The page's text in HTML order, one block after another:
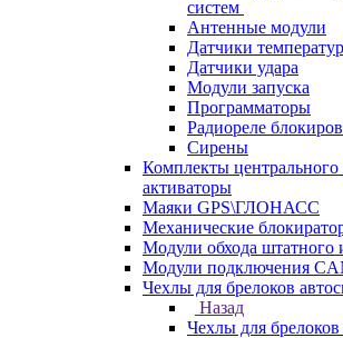
систем
Антенные модули
Датчики
Датчики удара
Модули запуска
Программаторы
Радиореле
Сирены
Комплекты центрального
активаторы
Маяки GPS\ГЛОНАСС
Механические
Модули обхода штатного
Модули подключения
Чехлы для брелоков
Назад
Чехлы для